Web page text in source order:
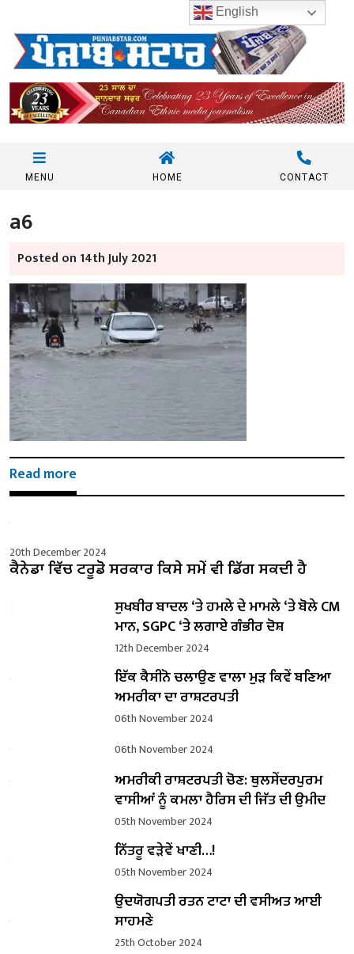
MENU HOME CONTACT
a6
Posted on 14th July 2021
Read more
20th December 2024
ਕੈਨੇਡਾ ਵਿੱਚ ਟਰੂਡੋ ਸਰਕਾਰ ਕਿਸੇ ਸਮੇਂ ਵੀ ਡਿੱਗ ਸਕਦੀ ਹੈ
ਸੁਖਬੀਰ ਬਾਦਲ ‘ਤੇ ਹਮਲੇ ਦੇ ਮਾਮਲੇ ‘ਤੇ ਬੋਲੇ ​​CM
ਮਾਨ, SGPC ‘ਤੇ ਲਗਾਏ ਗੰਭੀਰ ਦੋਸ਼
12th December 2024
ਇੱਕ ਕੈਸੀਨੋ ਚਲਾਉਣ ਵਾਲਾ ਮੁੜ ਕਿਵੇਂ ਬਣਿਆ
ਅਮਰੀਕਾ ਦਾ ਰਾਸ਼ਟਰਪਤੀ
06th November 2024
06th November 2024
ਅਮਰੀਕੀ ਰਾਸ਼ਟਰਪਤੀ ਚੋਣ: ਥੁਲਸੇਂਦਰਪੁਰਮ
ਵਾਸੀਆਂ ਨੂੰ ਕਮਲਾ ਹੈਰਿਸ ਦੀ ਜਿੱਤ ਦੀ ਉਮੀਦ
05th November 2024
ਨਿੱਤਰੂ ਵੜੇਵੇਂ ਖਾਣੀ…!
05th November 2024
ਉਦਯੋਗਪਤੀ ਰਤਨ ਟਾਟਾ ਦੀ ਵਸੀਅਤ ਆਈ
ਸਾਹਮਣੇ
25th October 2024
English